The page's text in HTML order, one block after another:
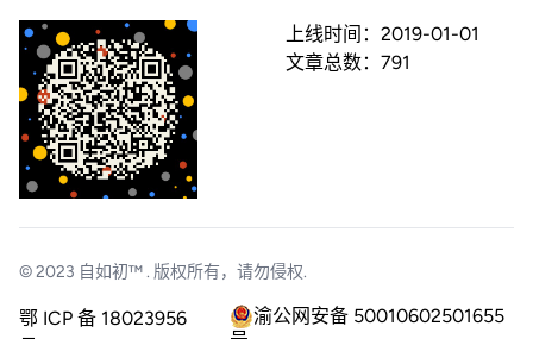
上线时间： 2019-01-01
文章总数： 791
© 2023 自如初™. 版权所有，请勿侵权.
鄂 ICP 备 18023956
渝公网安备 50010602501655